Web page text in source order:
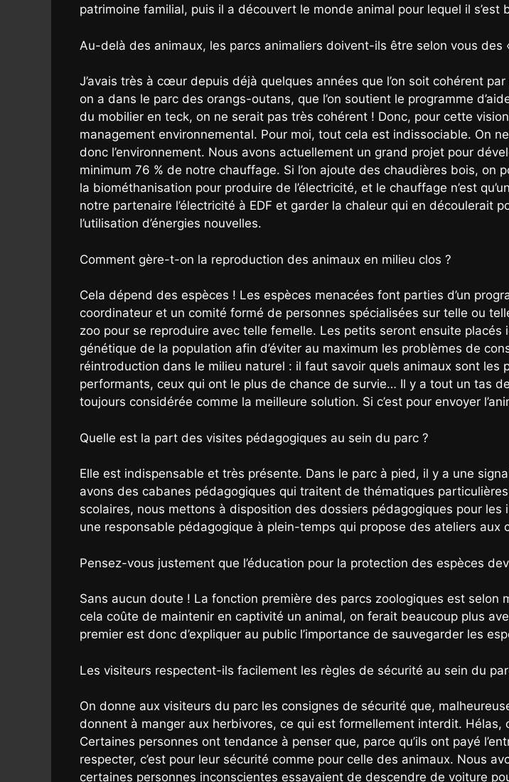
patrimoine familial, puis il a découvert le monde animal pour lequel il s’est
Au-delà des animaux, les parcs animaliers doivent-ils être selon vous des
J’avais très à cœur depuis déjà quelques années que l’on soit cohérent
on a dans le parc des orangs-outans, que l’on soutient le programme
du mobilier en teck, on ne serait pas très cohérent ! Donc, pour cette
management environnemental. Pour moi, tout cela est indissociable. On
donc l’environnement. Nous avons actuellement un grand projet pour
minimum 76 % de notre chauffage. Si l’on ajoute des chaudières bois,
la biométhanisation pour produire de l’électricité, et le chauffage n’est
notre partenaire l’électricité à EDF et garder la chaleur qui en découlerait
l’utilisation d’énergies nouvelles.
Comment gère-t-on la reproduction des animaux en milieu clos ?
Cela dépend des espèces ! Les espèces menacées font parties d’un
coordinateur et un comité formé de personnes spécialisées sur telle ou
zoo pour se reproduire avec telle femelle. Les petits seront ensuite placés
génétique de la population afin d’éviter au maximum les problèmes de
réintroduction dans le milieu naturel : il faut savoir quels animaux sont les
performants, ceux qui ont le plus de chance de survie… Il y a tout un tas
toujours considérée comme la meilleure solution. Si c’est pour envoyer
Quelle est la part des visites pédagogiques au sein du parc ?
Elle est indispensable et très présente. Dans le parc à pied, il y a une
avons des cabanes pédagogiques qui traitent de thématiques
scolaires, nous mettons à disposition des dossiers pédagogiques pour
une responsable pédagogique à plein-temps qui propose des ateliers aux
Pensez-vous justement que l’éducation pour la protection des espèces
Sans aucun doute ! La fonction première des parcs zoologiques est
cela coûte de maintenir en captivité un animal, on ferait beaucoup plus
premier est donc d’expliquer au public l’importance de sauvegarder les
Les visiteurs respectent-ils facilement les règles de sécurité au sein du
On donne aux visiteurs du parc les consignes de sécurité que,
donnent à manger aux herbivores, ce qui est formellement interdit.
Certaines personnes ont tendance à penser que, parce qu’ils ont payé
respecter, c’est pour leur sécurité comme pour celle des animaux. Nous
certaines personnes inconscientes essayaient de descendre de voiture